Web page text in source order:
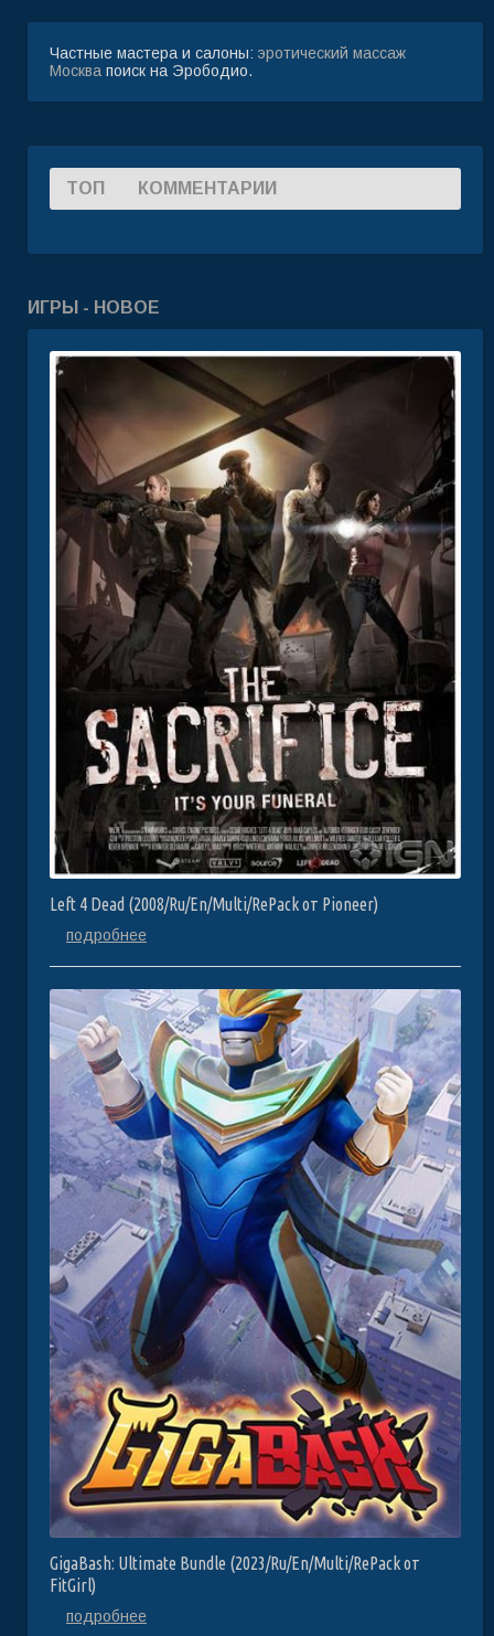
Частные мастера и салоны: эротический массаж
Москва поиск на Эрободио.
ТОП КОММЕНТАРИИ
ИГРЫ - НОВОЕ
Left 4 Dead (2008/Ru/En/Multi/RePack от Pioneer)
подробнее
GigaBash: Ultimate Bundle (2023/Ru/En/Multi/RePack от
FitGirl)
подробнее